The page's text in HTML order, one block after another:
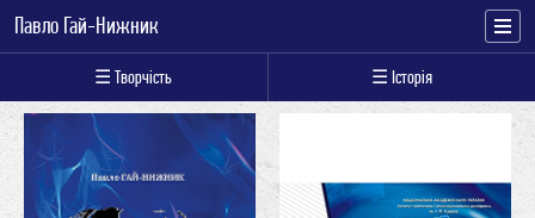
Павло Гай-Нижник
☰ Творчість ☰ Історія